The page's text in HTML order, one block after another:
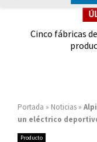
Cinco fábricas
Portada » Noticias »
un eléctrico
Producto